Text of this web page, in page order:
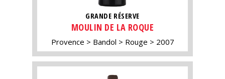
GRANDE RÉSERVE
MOULIN DE LA ROQUE
Provence Bandol Rouge 2007